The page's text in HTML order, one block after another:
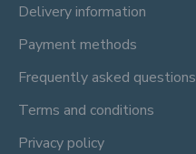
Delivery information
Payment methods
Frequently asked questions
Terms and conditions
Privacy policy